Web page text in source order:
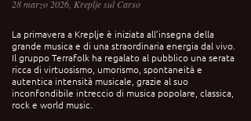
28 marzo 2026, Kreplje sul Carso
La primavera a Kreplje è iniziata all’insegna della
grande musica e di una straordinaria energia dal vivo.
Il gruppo Terrafolk ha regalato al pubblico una serata
ricca di virtuosismo, umorismo, spontaneità e
autentica intensità musicale, grazie al suo
inconfondibile intreccio di musica popolare, classica,
rock e world music.